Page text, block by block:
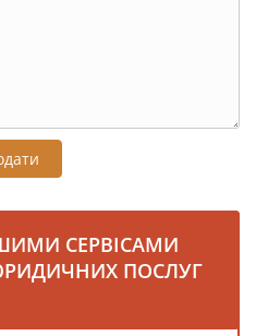
СЕРВІСАМИ
ПОСЛУГ